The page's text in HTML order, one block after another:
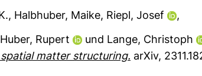
, Halbhuber, Maike, Riepl, Josef
,
Huber, Rupert und Lange, Christoph
matter structuring. arXiv,